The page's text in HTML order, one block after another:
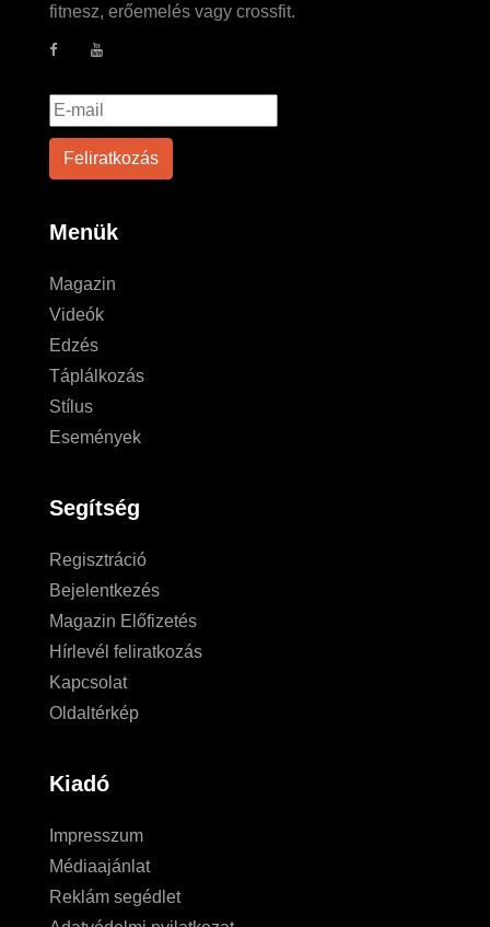
fitnesz, erőemelés vagy crossfit.
Menük
Magazin
Videók
Edzés
Táplálkozás
Stílus
Események
Segítség
Regisztráció
Bejelentkezés
Magazin Előfizetés
Hírlevél feliratkozás
Kapcsolat
Oldaltérkép
Kiadó
Impresszum
Médiaajánlat
Reklám segédlet